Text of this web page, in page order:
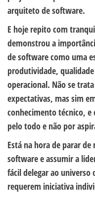
arquiteto de software.
E hoje repito com
demonstrou a
de software como uma
produtividade,
operacional. Não se
expectativas, mas sim
conhecimento técnico,
pelo todo e não por
Está na hora de parar
software e assumir a
fácil delegar ao universo
requerem iniciativa